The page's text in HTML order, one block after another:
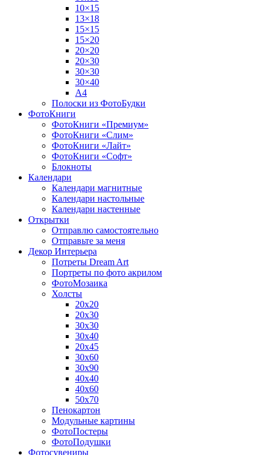
10×15
13×18
15×15
15×20
20×20
20×30
30×30
30×40
A4
Полоски из ФотоБудки
ФотоКниги
ФотоКниги «Премиум»
ФотоКниги «Слим»
ФотоКниги «Лайт»
ФотоКниги «Софт»
Блокноты
Календари
Календари магнитные
Календари настольные
Календари настенные
Открытки
Отправлю самостоятельно
Отправьте за меня
Декор Интерьера
Потреты Dream Art
Портреты по фото акрилом
ФотоМозаика
Холсты
20х20
20х30
30х30
30х40
20х45
30х60
30х90
40х40
40х60
50х70
Пенокартон
Модульные картины
ФотоПостеры
ФотоПодушки
Фотоcувениры